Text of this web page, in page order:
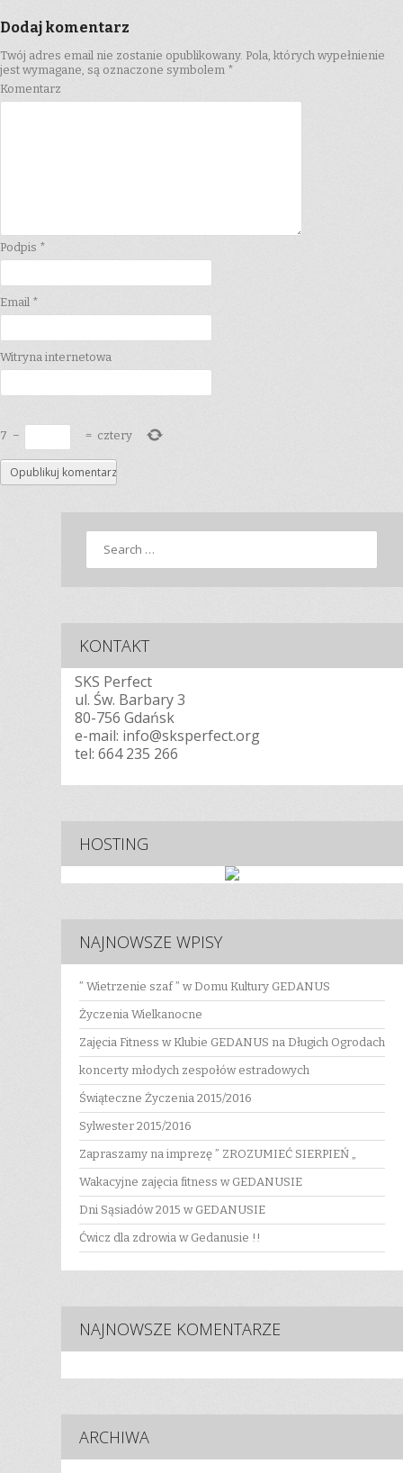
Dodaj komentarz
Twój adres email nie zostanie opublikowany. Pola, których wypełnienie
jest wymagane, są oznaczone symbolem *
Komentarz
Podpis *
Email *
Witryna internetowa
7 − = cztery
Search
KONTAKT
SKS Perfect
ul. Św. Barbary 3
80-756 Gdańsk
e-mail: info@sksperfect.org
tel: 664 235 266
HOSTING
NAJNOWSZE WPISY
” Wietrzenie szaf ” w Domu Kultury GEDANUS
Życzenia Wielkanocne
Zajęcia Fitness w Klubie GEDANUS na Długich Ogrodach
koncerty młodych zespołów estradowych
Świąteczne Życzenia 2015/2016
Sylwester 2015/2016
Zapraszamy na imprezę ” ZROZUMIEĆ SIERPIEŃ „
Wakacyjne zajęcia fitness w GEDANUSIE
Dni Sąsiadów 2015 w GEDANUSIE
Ćwicz dla zdrowia w Gedanusie !!
NAJNOWSZE KOMENTARZE
ARCHIWA